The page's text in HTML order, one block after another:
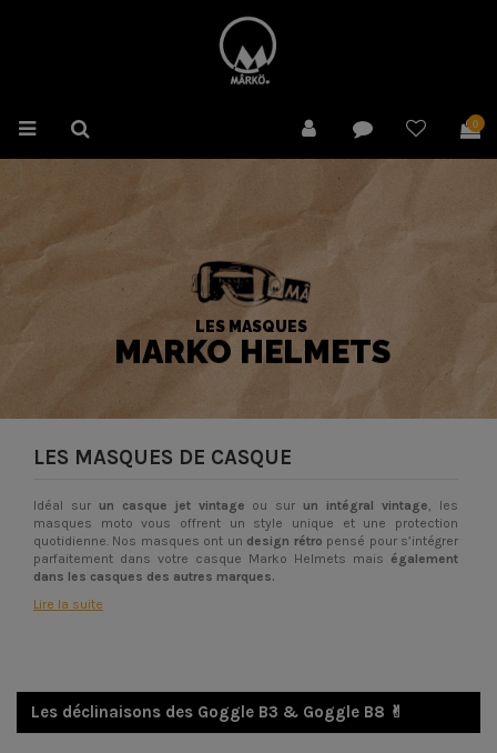
0
LES MASQUES
MARKO HELMETS
LES MASQUES DE CASQUE
Idéal sur un casque jet vintage ou sur un intégral vintage , les
masques moto vous offrent un style unique et une protection
quotidienne. Nos masques ont un design rétro pensé pour s’intégrer
parfaitement dans votre casque Marko Helmets mais également
dans les casques des autres marques.
Lire la suite
Les déclinaisons des Goggle B3 & Goggle B8 ✌︎